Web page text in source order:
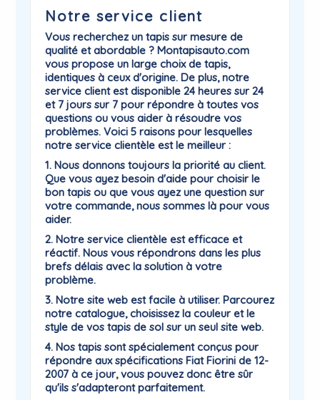
Notre service client
Vous recherchez un tapis sur mesure de
qualité et abordable ? Montapisauto.com
vous propose un large choix de tapis,
identiques à ceux d'origine. De plus, notre
service client est disponible 24 heures sur 24
et 7 jours sur 7 pour répondre à toutes vos
questions ou vous aider à résoudre vos
problèmes. Voici 5 raisons pour lesquelles
notre service clientèle est le meilleur :
1. Nous donnons toujours la priorité au client.
Que vous ayez besoin d'aide pour choisir le
bon tapis ou que vous ayez une question sur
votre commande, nous sommes là pour vous
aider.
2. Notre service clientèle est efficace et
réactif. Nous vous répondrons dans les plus
brefs délais avec la solution à votre
problème.
3. Notre site web est facile à utiliser. Parcourez
notre catalogue, choisissez la couleur et le
style de vos tapis de sol sur un seul site web.
4. Nos tapis sont spécialement conçus pour
répondre aux spécifications Fiat Fiorini de 12-
2007 à ce jour, vous pouvez donc être sûr
qu'ils s'adapteront parfaitement.